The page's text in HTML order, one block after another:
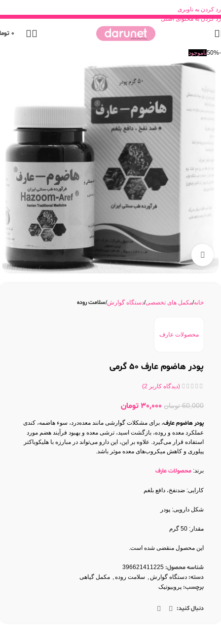
رد کردن به ناوبری
رد کردن به محتوای اصلی
0
-50% ناموجود
بزرگنمایی تصویر
خانه مکمل های تخصصی دستگاه گوارش سلامت روده
محصولات عارف
پودر هاضوم عارف 50 گرمی
(دیدگاه کاربر 2
)
60,000 تومان 30,000 تومان
پودر هاضوم عارف، برای مشکلات گوارشی مانند معده‌درد، سوء هاضمه، کندی
عملکرد معده و روده، بازگشت اسید، ترشی معده و بهبود فرآیند هضم مورد
استفاده قرار می‌گیرد. علاوه بر این، این دارو می‌تواند در مبارزه با هلیکوباکتر
پیلوری و کاهش میکروب‌های معده موثر باشد.
برند: محصولات عارف
کارایی: ضدنفخ، دافع بلغم
شکل دارویی: پودر
مقدار: 50 گرم
این محصول منقضی شده است.
شناسه محصول: 396621411225
دسته: دستگاه گوارش, سلامت روده, مکمل گیاهی
برچسب: پروبیوتیک
دنبال کنید: